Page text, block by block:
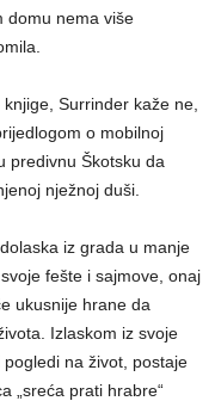
domu nema više
Surrinder kaže ne,
o mobilnoj
predivnu Škotsku da
nježnoj duši.
iz grada u manje
fešte i sajmove, onaj
ukusnije hrane da
Izlaskom iz svoje
na život, postaje
„sreća prati hrabre“